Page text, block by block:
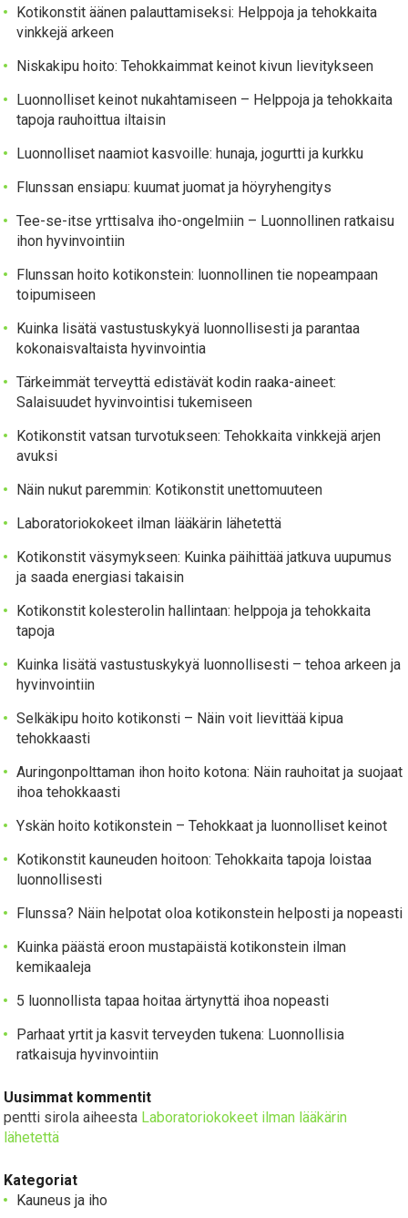
Kotikonstit äänen palauttamiseksi: Helppoja ja tehokkaita
vinkkejä arkeen
Niskakipu hoito: Tehokkaimmat keinot kivun lievitykseen
Luonnolliset keinot nukahtamiseen – Helppoja ja tehokkaita
tapoja rauhoittua iltaisin
Luonnolliset naamiot kasvoille: hunaja, jogurtti ja kurkku
Flunssan ensiapu: kuumat juomat ja höyryhengitys
Tee-se-itse yrttisalva iho-ongelmiin – Luonnollinen ratkaisu
ihon hyvinvointiin
Flunssan hoito kotikonstein: luonnollinen tie nopeampaan
toipumiseen
Kuinka lisätä vastustuskykyä luonnollisesti ja parantaa
kokonaisvaltaista hyvinvointia
Tärkeimmät terveyttä edistävät kodin raaka-aineet:
Salaisuudet hyvinvointisi tukemiseen
Kotikonstit vatsan turvotukseen: Tehokkaita vinkkejä arjen
avuksi
Näin nukut paremmin: Kotikonstit unettomuuteen
Laboratoriokokeet ilman lääkärin lähetettä
Kotikonstit väsymykseen: Kuinka päihittää jatkuva uupumus
ja saada energiasi takaisin
Kotikonstit kolesterolin hallintaan: helppoja ja tehokkaita
tapoja
Kuinka lisätä vastustuskykyä luonnollisesti – tehoa arkeen ja
hyvinvointiin
Selkäkipu hoito kotikonsti – Näin voit lievittää kipua
tehokkaasti
Auringonpolttaman ihon hoito kotona: Näin rauhoitat ja suojaat
ihoa tehokkaasti
Yskän hoito kotikonstein – Tehokkaat ja luonnolliset keinot
Kotikonstit kauneuden hoitoon: Tehokkaita tapoja loistaa
luonnollisesti
Flunssa? Näin helpotat oloa kotikonstein helposti ja nopeasti
Kuinka päästä eroon mustapäistä kotikonstein ilman
kemikaaleja
5 luonnollista tapaa hoitaa ärtynyttä ihoa nopeasti
Parhaat yrtit ja kasvit terveyden tukena: Luonnollisia
ratkaisuja hyvinvointiin
Uusimmat kommentit
pentti sirola aiheesta Laboratoriokokeet ilman lääkärin
lähetettä
Kategoriat
Kauneus ja iho